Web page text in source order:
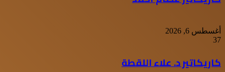
أغسطس 6, 2026
37
كاريكاتير د. علاء اللقطة